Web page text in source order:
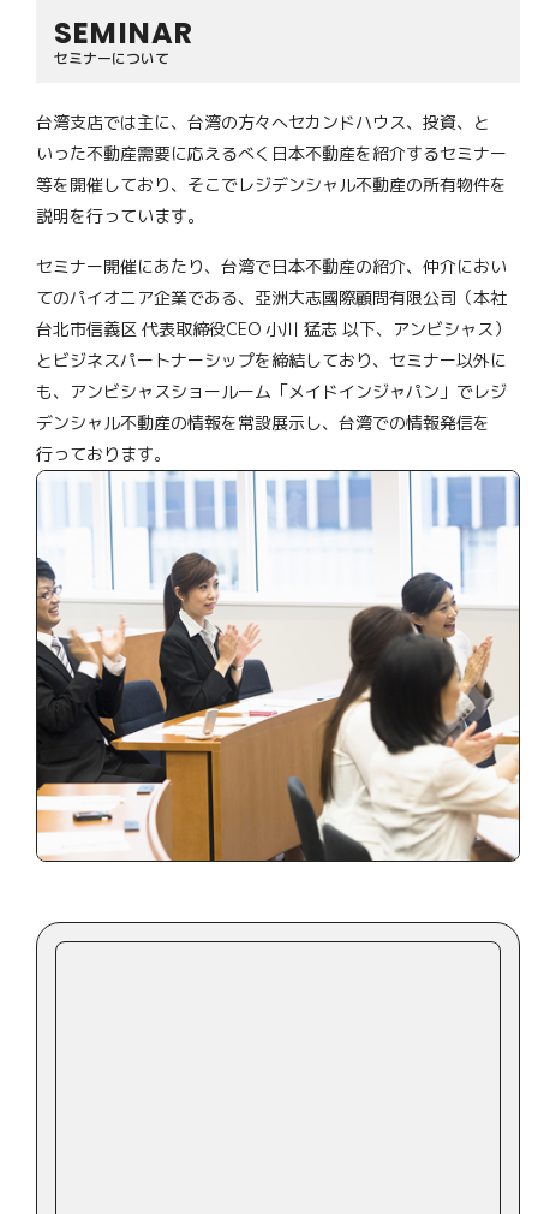
SEMINAR
セミナーについて
台湾支店では主に、台湾の方々へセカンドハウス、投資、と
いった不動産需要に応えるべく日本不動産を紹介するセミナー
等を開催しており、そこでレジデンシャル不動産の所有物件を
説明を行っています。
セミナー開催にあたり、台湾で日本不動産の紹介、仲介におい
てのパイオニア企業である、亞洲大志國際顧問有限公司（本社
台北市信義区 代表取締役CEO 小川 猛志 以下、アンビシャス）
とビジネスパートナーシップを締結しており、セミナー以外に
も、アンビシャスショールーム「メイドインジャパン」でレジ
デンシャル不動産の情報を常設展示し、台湾での情報発信を
行っております。